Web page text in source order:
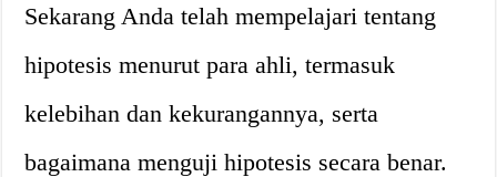
Sekarang Anda telah mempelajari tentang
hipotesis menurut para ahli, termasuk
kelebihan dan kekurangannya, serta
bagaimana menguji hipotesis secara benar.